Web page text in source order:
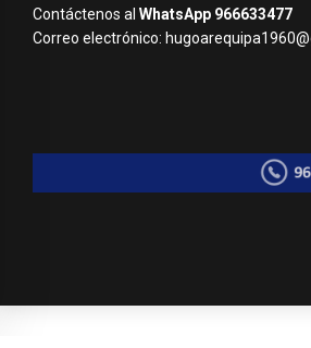
Contáctenos al WhatsApp 966633477
Correo electrónico: